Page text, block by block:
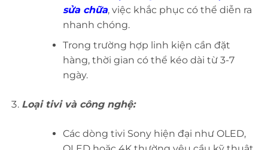
sửa chữa, việc khắc phục có thể diễn ra
nhanh chóng.
Trong trường hợp linh kiện cần đặt
hàng, thời gian có thể kéo dài từ 3-7
ngày.
Loại tivi và công nghệ:
Các dòng tivi Sony hiện đại như OLED,